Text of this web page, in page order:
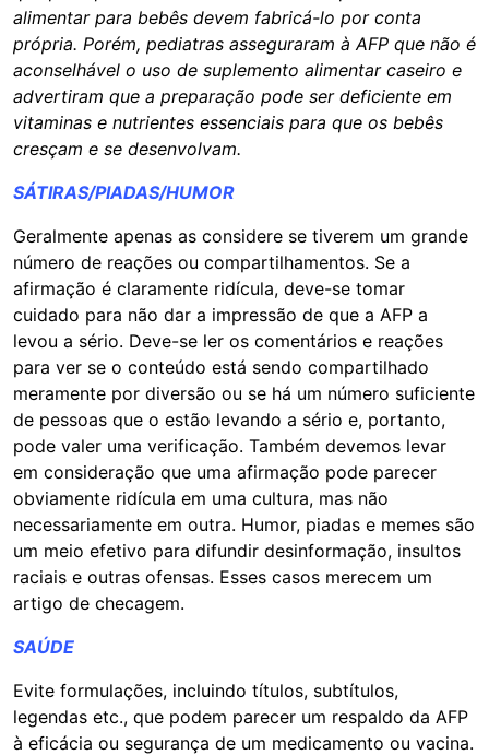
alimentar para bebês devem fabricá-lo por conta
própria. Porém, pediatras asseguraram à AFP que não é
aconselhável o uso de suplemento alimentar caseiro e
advertiram que a preparação pode ser deficiente em
vitaminas e nutrientes essenciais para que os bebês
cresçam e se desenvolvam.
SÁTIRAS/PIADAS/HUMOR
Geralmente apenas as considere se tiverem um grande
número de reações ou compartilhamentos. Se a
afirmação é claramente ridícula, deve-se tomar
cuidado para não dar a impressão de que a AFP a
levou a sério. Deve-se ler os comentários e reações
para ver se o conteúdo está sendo compartilhado
meramente por diversão ou se há um número suficiente
de pessoas que o estão levando a sério e, portanto,
pode valer uma verificação. Também devemos levar
em consideração que uma afirmação pode parecer
obviamente ridícula em uma cultura, mas não
necessariamente em outra. Humor, piadas e memes são
um meio efetivo para difundir desinformação, insultos
raciais e outras ofensas. Esses casos merecem um
artigo de checagem.
SAÚDE
Evite formulações, incluindo títulos, subtítulos,
legendas etc., que podem parecer um respaldo da AFP
à eficácia ou segurança de um medicamento ou vacina.